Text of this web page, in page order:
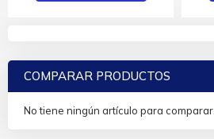
COMPARAR PRODUCTOS
No tiene ningún artículo para comparar.